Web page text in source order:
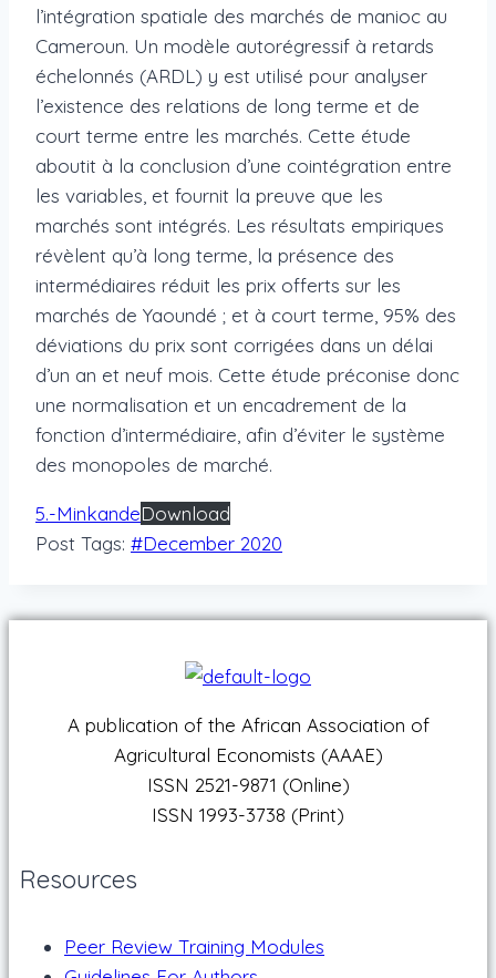
l’intégration spatiale des marchés de manioc au
Cameroun. Un modèle autorégressif à retards
échelonnés (ARDL) y est utilisé pour analyser
l’existence des relations de long terme et de
court terme entre les marchés. Cette étude
aboutit à la conclusion d’une cointégration entre
les variables, et fournit la preuve que les
marchés sont intégrés. Les résultats empiriques
révèlent qu’à long terme, la présence des
intermédiaires réduit les prix offerts sur les
marchés de Yaoundé ; et à court terme, 95% des
déviations du prix sont corrigées dans un délai
d’un an et neuf mois. Cette étude préconise donc
une normalisation et un encadrement de la
fonction d’intermédiaire, afin d’éviter le système
des monopoles de marché.
5.-MinkandeDownload
Post Tags: #December 2020
A publication of the African Association of
Agricultural Economists (AAAE)
ISSN 2521-9871 (Online)
ISSN 1993-3738 (Print)
Resources
Peer Review Training Modules